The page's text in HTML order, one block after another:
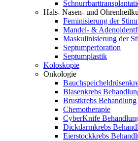
Hals- Nasen- und
Feminisierung der
Mandel- &
Maskulinisierung der
Septumperforation
Septumplastik
Koloskopie
Onkologie
Blasenkrebs
Brustkrebs Behandlung
Chemotherapie
CyberKnife
Dickdarmkrebs
Eierstockkrebs